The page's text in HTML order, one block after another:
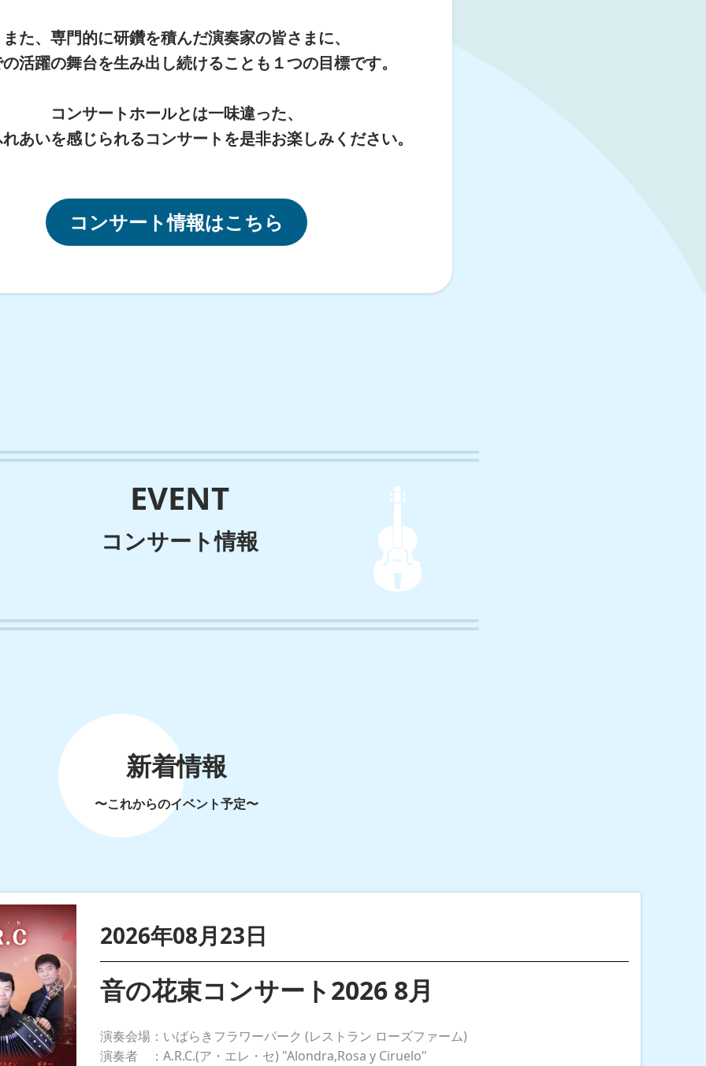
また、専門的に研鑽を積んだ演奏家の皆さまに、
活躍の舞台を生み出し続けることも１つの目標です。
コンサートホールとは一味違った、
あいを感じられるコンサートを是非お楽しみください。
コンサート情報はこちら
EVENT
コンサート情報
新着情報
〜これからのイベント予定〜
2026年08月23日
音の花束コンサート2026 8月
演奏会場：いばらきフラワーパーク (レストラン ローズファーム)
演奏者 ：A.R.C.(ア・エレ・セ) "Alondra,Rosa y Ciruelo"